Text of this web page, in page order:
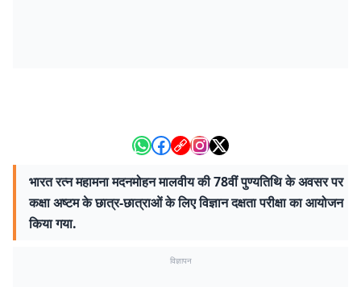
भारत रत्न महामना मदनमोहन मालवीय की 78वीं पुण्यतिथि के अवसर पर
कक्षा अष्टम के छात्र-छात्राओं के लिए विज्ञान दक्षता परीक्षा का आयोजन
किया गया.
विज्ञापन